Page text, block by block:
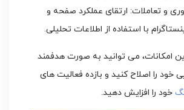
وری و تعاملات: ارتقای عملکرد صفحه و
با استفاده از اطلاعات تحلیلی.
امکانات، می توانید به صورت هدفمند
خود را اصلاح کنید و بازده فعالیت های
خود را افزایش دهید.